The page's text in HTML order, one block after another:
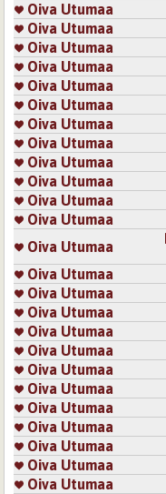
Oiva Utumaa
Oiva Utumaa
Oiva Utumaa
Oiva Utumaa
Oiva Utumaa
Oiva Utumaa
Oiva Utumaa
Oiva Utumaa
Oiva Utumaa
Oiva Utumaa
Oiva Utumaa
Oiva Utumaa
Oiva Utumaa
Oiva Utumaa
Oiva Utumaa
Oiva Utumaa
Oiva Utumaa
Oiva Utumaa
Oiva Utumaa
Oiva Utumaa
Oiva Utumaa
Oiva Utumaa
Oiva Utumaa
Oiva Utumaa
Oiva Utumaa